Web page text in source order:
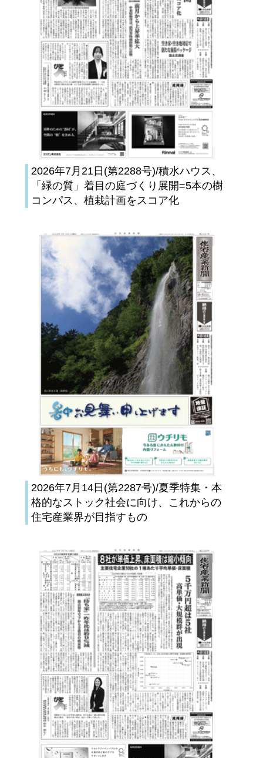
2026年7月21日(第2288号)/積水ハウス、
「緑の質」着目の庭づくり展開=5本の樹
コンパス、植栽計画をスコア化
2026年7月14日(第2287号)/夏季特集・本
格的なストック社会に向け、これからの
住宅産業界が目指すもの